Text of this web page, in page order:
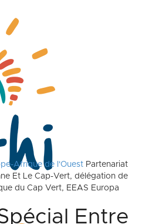
Afrique de l'Ouest Partenariat
Et Le Cap-Vert, délégation de
du Cap Vert, EEAS Europa
Entre